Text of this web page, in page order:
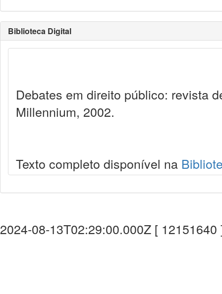
Biblioteca Digital
Debates em direito público: revista
Millennium, 2002.
Texto completo disponível na
2024-08-13T02:29:00.000Z [ 12151640